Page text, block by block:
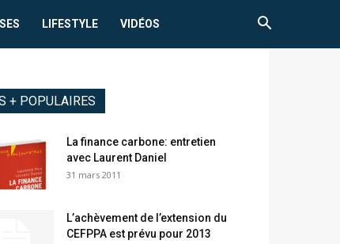
LIFESTYLE VIDÉOS
+ POPULAIRES
La finance carbone: entretien
avec Laurent Daniel
31 mars 2011
L’achèvement de l’extension du
CEFPPA est prévu pour 2013